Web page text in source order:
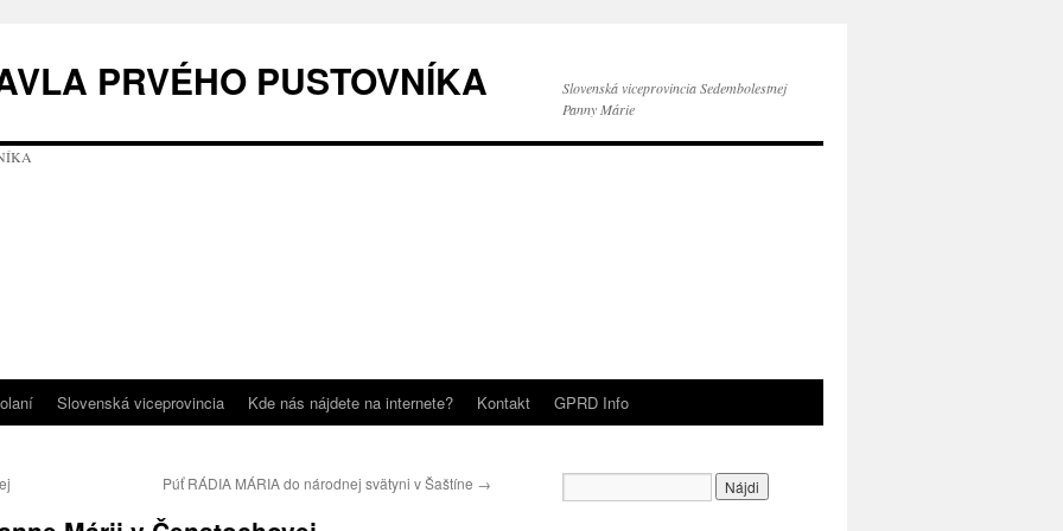
PRVÉHO PUSTOVNÍKA
Slovenská viceprovincia Sedembolestnej
Panny Márie
Slovenská viceprovincia Kde nás nájdete na internete? Kontakt GPRD Info
Púť RÁDIA MÁRIA do národnej svätyni v Šaštíne →